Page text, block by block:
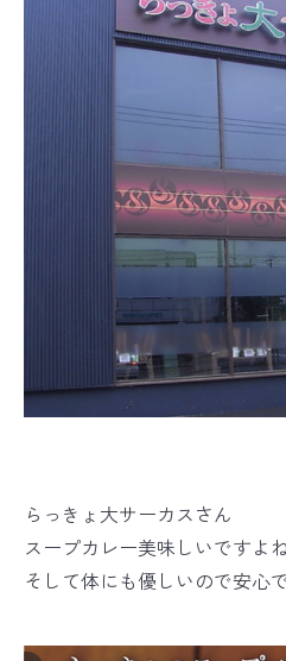
らっきょ大サーカスさん
スープカレー美味しいですよね
そして体にも優しいので安心で